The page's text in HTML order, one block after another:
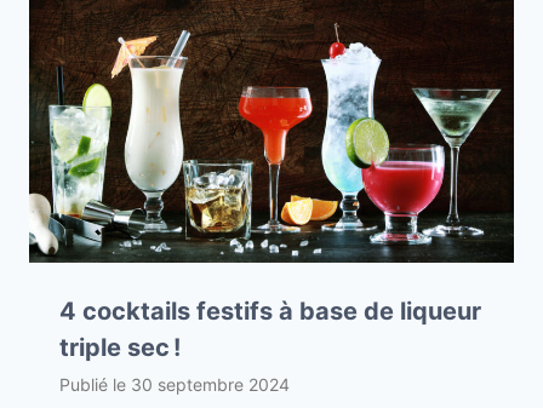
4 cocktails festifs à base de liqueur
triple sec !
Publié le 30 septembre 2024